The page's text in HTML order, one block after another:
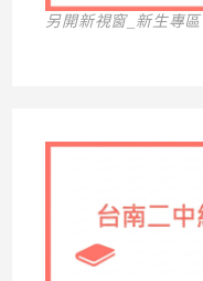
另開新視窗_新生專區